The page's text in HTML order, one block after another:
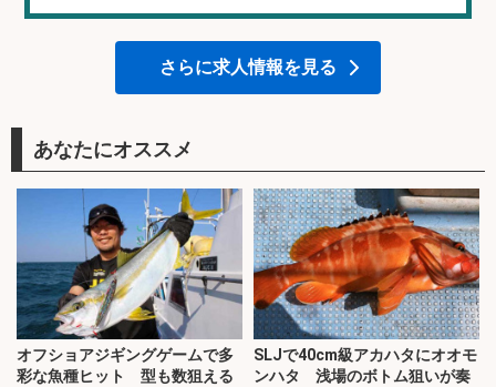
さらに求人情報を見る
あなたにオススメ
オフショアジギングゲームで多
彩な魚種ヒット 型も数狙える
SLJで40cm級アカハタにオオモ
ンハタ 浅場のボトム狙いが奏